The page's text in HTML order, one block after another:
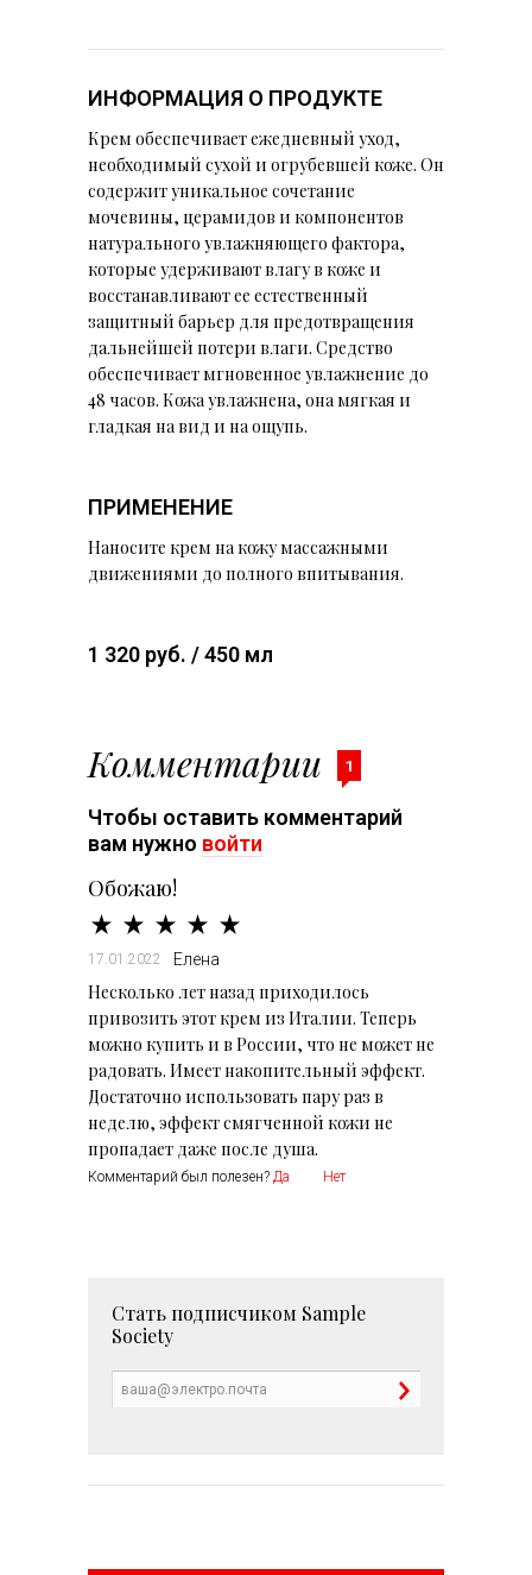
ИНФОРМАЦИЯ О ПРОДУКТЕ
Крем обеспечивает ежедневный уход,
необходимый сухой и огрубевшей коже. Он
содержит уникальное сочетание
мочевины, церамидов и компонентов
натурального увлажняющего фактора,
которые удерживают влагу в коже и
восстанавливают ее естественный
защитный барьер для предотвращения
дальнейшей потери влаги. Средство
обеспечивает мгновенное увлажнение до
48 часов. Кожа увлажнена, она мягкая и
гладкая на вид и на ощупь.
ПРИМЕНЕНИЕ
Наносите крем на кожу массажными
движениями до полного впитывания.
1 320 руб. / 450 мл
Комментарии 1
Чтобы оставить комментарий
вам нужно войти
Обожаю!
17.01.2022 Елена
Несколько лет назад приходилось
привозить этот крем из Италии. Теперь
можно купить и в России, что не может не
радовать. Имеет накопительный эффект.
Достаточно использовать пару раз в
неделю, эффект смягченной кожи не
пропадает даже после душа.
Комментарий был полезен? Да Нет
Стать подписчиком Sample
Society